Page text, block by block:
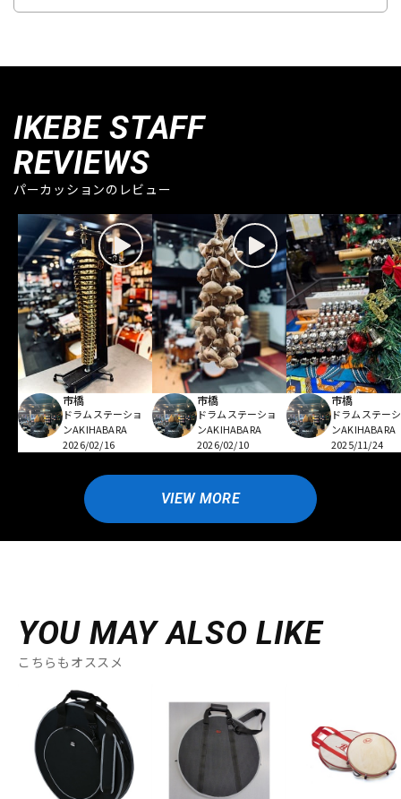
IKEBE STAFF
REVIEWS
パーカッションのレビュー
市橋
ドラムステーショ
ンAKIHABARA
2026/02/16
市橋
ドラムステーショ
ンAKIHABARA
2026/02/10
市橋
ドラムステー
ンAKIHABARA
2025/11/24
VIEW MORE
YOU MAY ALSO LIKE
こちらもオススメ